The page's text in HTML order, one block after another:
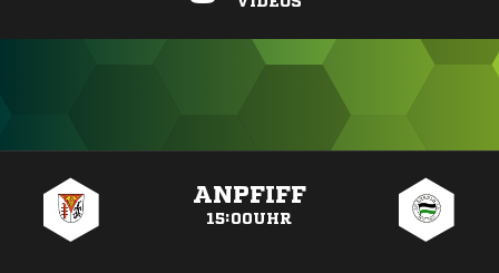
ANPFIFF
15:00UHR